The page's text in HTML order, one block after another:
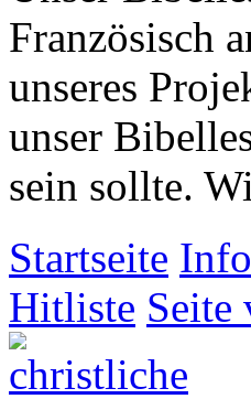
Französisch
unseres
unser
sein sollte.
Startseite
Hitliste Seite